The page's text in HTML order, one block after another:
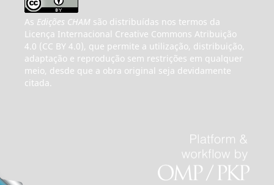
As Edições CHAMsão distribuídas nos termos da
Licença Internacional Creative Commons Atribuição
4.0 (CC BY 4.0), que permite a utilização, distribuição,
adaptação e reprodução sem restrições em qualquer
meio, desde que a obra original seja devidamente
citada.